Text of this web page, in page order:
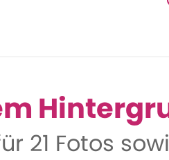
21 Fotos